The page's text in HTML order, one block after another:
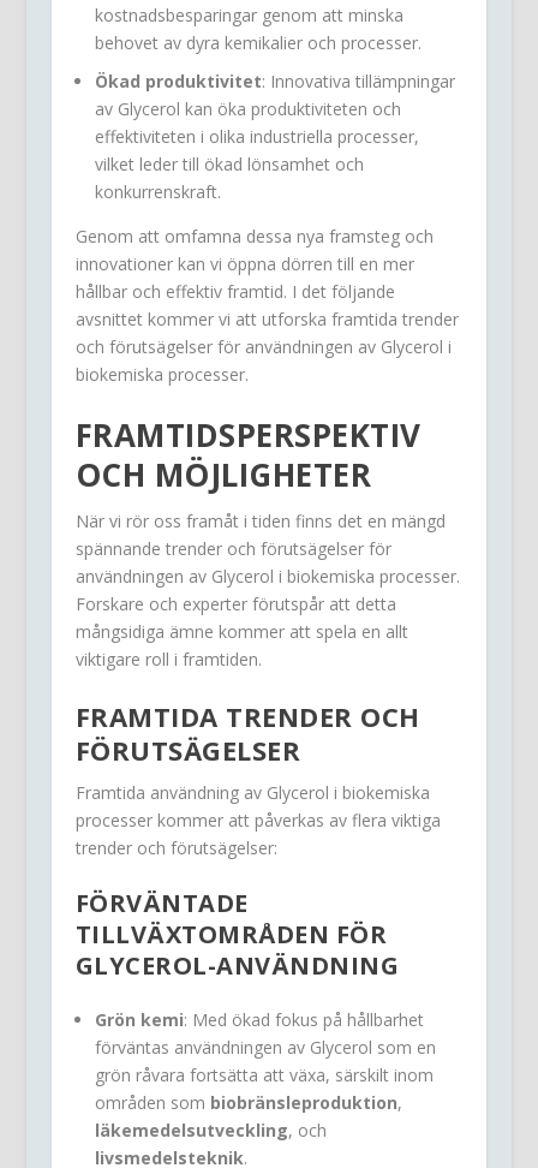
kostnadsbesparingar genom att minska
behovet av dyra kemikalier och processer.
Ökad produktivitet: Innovativa tillämpningar
av Glycerol kan öka produktiviteten och
effektiviteten i olika industriella processer,
vilket leder till ökad lönsamhet och
konkurrenskraft.
Genom att omfamna dessa nya framsteg och
innovationer kan vi öppna dörren till en mer
hållbar och effektiv framtid. I det följande
avsnittet kommer vi att utforska framtida trender
och förutsägelser för användningen av Glycerol i
biokemiska processer.
FRAMTIDSPERSPEKTIV
OCH MÖJLIGHETER
När vi rör oss framåt i tiden finns det en mängd
spännande trender och förutsägelser för
användningen av Glycerol i biokemiska processer.
Forskare och experter förutspår att detta
mångsidiga ämne kommer att spela en allt
viktigare roll i framtiden.
FRAMTIDA TRENDER OCH
FÖRUTSÄGELSER
Framtida användning av Glycerol i biokemiska
processer kommer att påverkas av flera viktiga
trender och förutsägelser:
FÖRVÄNTADE
TILLVÄXTOMRÅDEN FÖR
GLYCEROL-ANVÄNDNING
Grön kemi: Med ökad fokus på hållbarhet
förväntas användningen av Glycerol som en
grön råvara fortsätta att växa, särskilt inom
områden som biobränsleproduktion,
läkemedelsutveckling, och
livsmedelsteknik.